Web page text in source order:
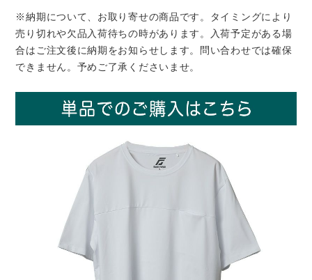
※納期について、お取り寄せの商品です。タイミングにより
売り切れや欠品入荷待ちの時があります。入荷予定がある場
合はご注文後に納期をお知らせします。問い合わせでは確保
できません。予めご了承くださいませ。